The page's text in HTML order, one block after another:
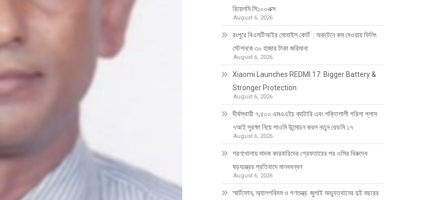
রিয়েলমি সি১০০এক্স
August 6, 2026
রংপুরে বিএসটিআইর মোবাইল কোর্ট : অকটেনে কম দেওয়ায় ফিলিং
স্টেশনকে ৩০ হাজার টাকা জরিমানা
August 6, 2026
Xiaomi Launches REDMI 17: Bigger Battery &
Stronger Protection
August 6, 2026
দীর্ঘস্থায়ী ৭,৫০০ এমএএইচ ব্যাটারি এবং শক্তিশালী গরিলা গ্লাস
৭আই সুরক্ষা নিয়ে শাওমি উন্মোচন করল নতুন রেডমি ১৭
August 6, 2026
শরণখোলায় মাদক কারবারিদের গ্রেফতারের পর ওসির বিরুদ্ধে
ষড়যন্ত্রের প্রতিবাদে মানববন্ধন
August 6, 2026
স্মার্টফোন, অ্যালগরিদম ও গণতন্ত্র: জুলাই অভ্যুত্থানের দুই বছরের